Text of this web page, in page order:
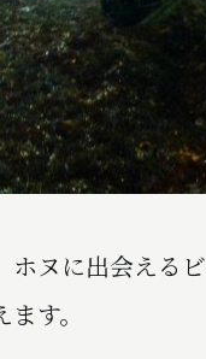
ヌに出会える
す。